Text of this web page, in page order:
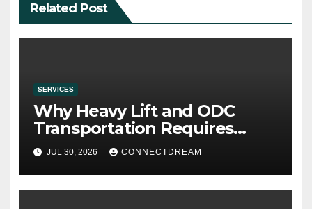
Related Post
SERVICES
Why Heavy Lift and ODC
Transportation Requires
Specialists
JUL 30, 2026 CONNECTDREAM